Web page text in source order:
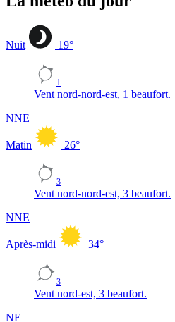
Nuit 19°
1
Vent nord-nord-est, 1 beaufort.
NNE
Matin 26°
3
Vent nord-nord-est, 3 beaufort.
NNE
Après-midi 34°
3
Vent nord-est, 3 beaufort.
NE